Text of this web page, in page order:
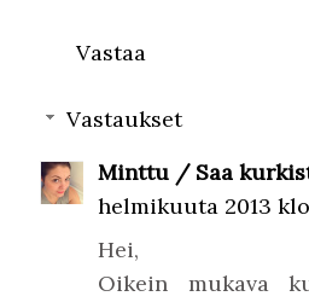
Vastaa
Vastaukset
Minttu / Saa
helmikuuta 2013 klo
Hei,
Oikein mukava